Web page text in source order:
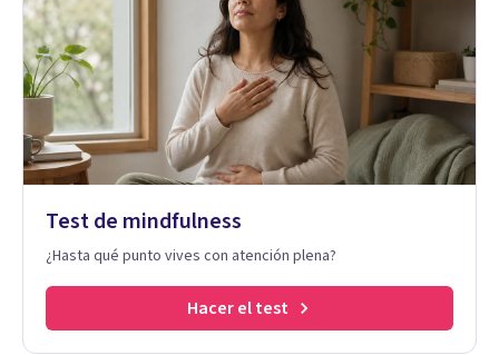
Test de mindfulness
¿Hasta qué punto vives con atención plena?
Hacer el test